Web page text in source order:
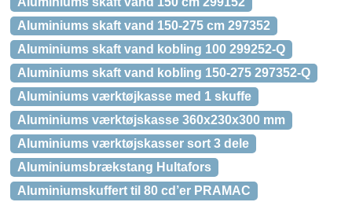
Aluminiums skaft vand 150-275 cm 297352
Aluminiums skaft vand kobling 100 299252-Q
Aluminiums skaft vand kobling 150-275 297352-Q
Aluminiums værktøjkasse med 1 skuffe
Aluminiums værktøjskasse 360x230x300 mm
Aluminiums værktøjskasser sort 3 dele
Aluminiumsbrækstang Hultafors
Aluminiumskuffert til 80 cd’er PRAMAC